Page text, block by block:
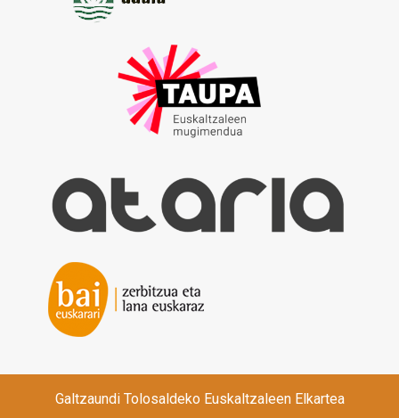
Galtzaundi Tolosaldeko Euskaltzaleen Elkartea